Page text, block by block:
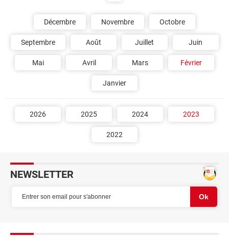
Décembre Novembre Octobre
Septembre Août Juillet Juin
Mai Avril Mars Février
Janvier
2026 2025 2024 2023
2022
NEWSLETTER